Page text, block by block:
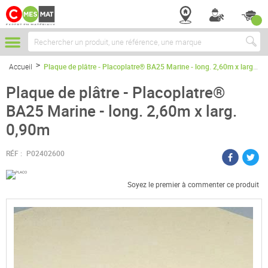
Chercher
Accueil Plaque de plâtre - Placoplatre® BA25 Marine - long. 2,60m x larg. 0,90m
Plaque de plâtre - Placoplatre®
BA25 Marine - long. 2,60m x larg.
0,90m
RÉF : P02402600
Soyez le premier à commenter ce produit
Passer